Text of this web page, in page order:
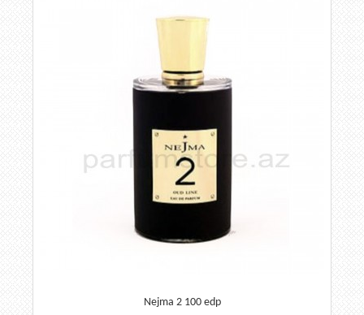
Nejma 2 100 edp